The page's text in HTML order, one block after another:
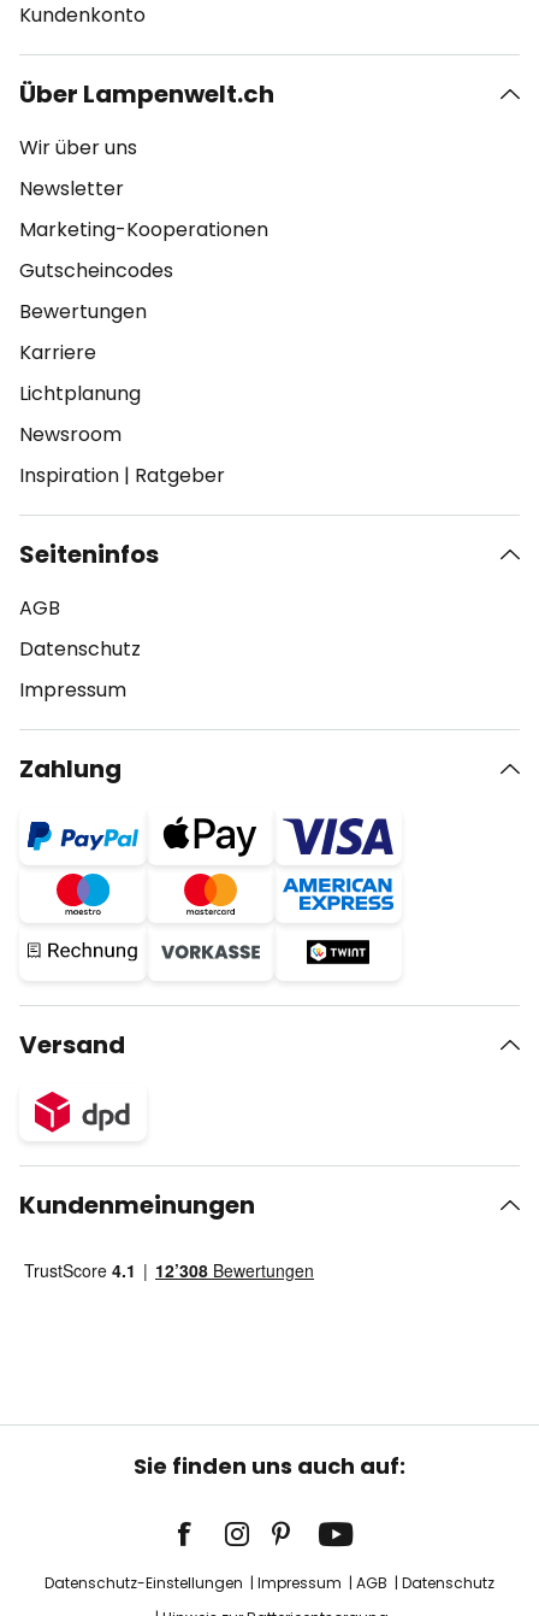
Kundenkonto
Über Lampenwelt.ch
Wir über uns
Newsletter
Marketing-Kooperationen
Gutscheincodes
Bewertungen
Karriere
Lichtplanung
Newsroom
Inspiration | Ratgeber
Seiteninfos
AGB
Datenschutz
Impressum
Zahlung
Versand
Kundenmeinungen
Sie finden uns auch auf:
Datenschutz-Einstellungen Impressum AGB
Datenschutz